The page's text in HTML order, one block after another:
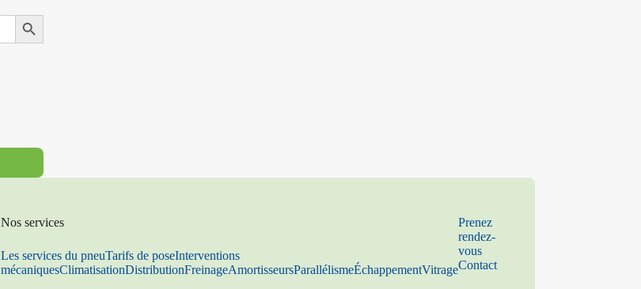
Search Button
Nos services
Les services du pneuTarifs de poseInterventions
mécaniquesClimatisationDistributionFreinageAmortisseursParallélismeÉchappementVitrage
Prenez
rendez-
vous
Contact